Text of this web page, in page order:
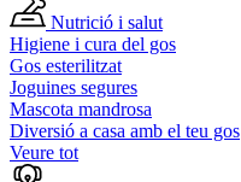
Nutrició i salut
Higiene i cura del gos
Gos esterilitzat
Joguines segures
Mascota mandrosa
Diversió a casa amb el teu gos
Veure tot